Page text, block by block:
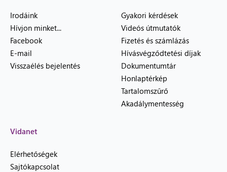
Irodáink
Hívjon minket...
Facebook
E-mail
Visszaélés bejelentés
Gyakori kérdések
Videós útmutatók
Fizetés és számlázás
Hívásvégződtetési díjak
Dokumentumtár
Honlaptérkép
Tartalomszűrő
Akadálymentesség
Vidanet
Elérhetőségek
Sajtókapcsolat